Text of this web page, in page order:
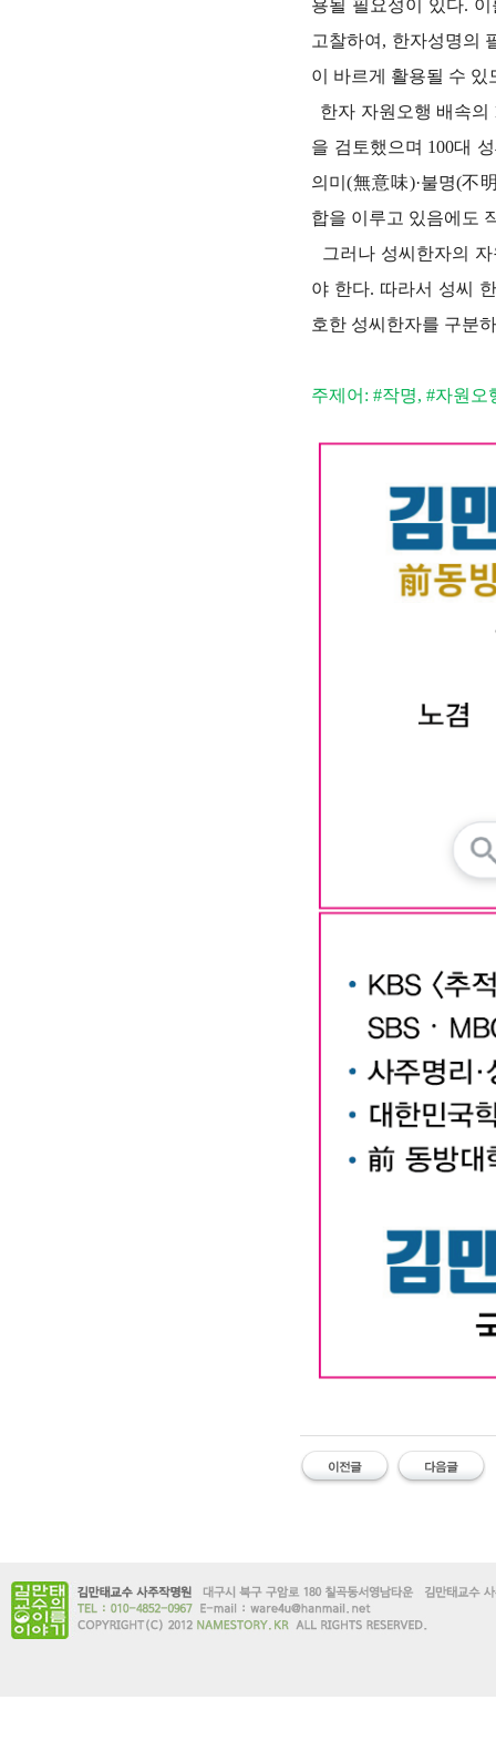
용될 필요성이 있다.
고찰하여, 한자성명의
이 바르게 활용될 수 있
한자 자원오행 배속의
을 검토했으며 100대
의미(無意味)·불명(不
합을 이루고 있음에도
그러나 성씨한자의
야 한다. 따라서 성씨
호한 성씨한자를 구분
주제어: #작명, #자원오